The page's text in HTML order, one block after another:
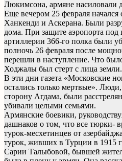
Люкимсона, армяне насиловали
Еще вечером 25 февраля начался
Ханкенди и Аскерана. Были
дома. При защите аэропорта
артиллерии 366-го полка были
полночь 26 февраля после
перешли в наступление. Что
Ходжалы был стерт с лица земли.
В эти дни газета «Московские
остались только мертвые».
сторону Агдама, были
убивали целыми семьями.
Армянские боевики,
дашнаков о том, что все тюрки-
турок-месхетинцев от
турок, живших в Турции в 1915
Сарии Талыбовой, бывшей